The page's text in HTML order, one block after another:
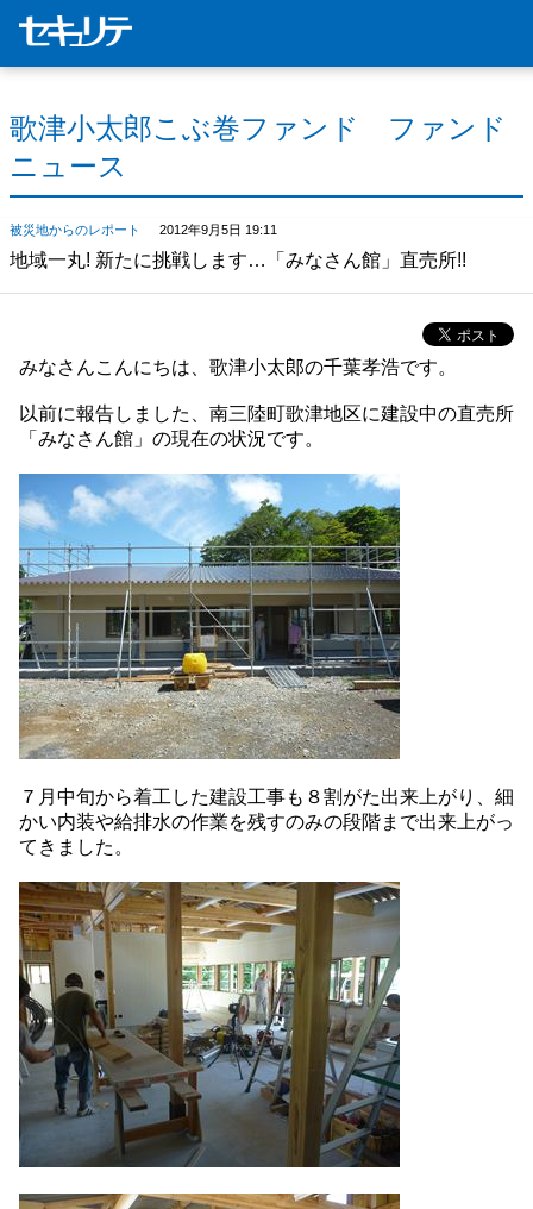
歌津小太郎こぶ巻ファンド ファンド
ニュース
被災地からのレポート 2012年9月5日 19:11
地域一丸! 新たに挑戦します…「みなさん館」直売所!!
みなさんこんにちは、歌津小太郎の千葉孝浩です。
以前に報告しました、南三陸町歌津地区に建設中の直売所
「みなさん館」の現在の状況です。
７月中旬から着工した建設工事も８割がた出来上がり、細
かい内装や給排水の作業を残すのみの段階まで出来上がっ
てきました。